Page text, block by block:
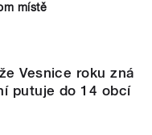
místě
Vesnice roku zná
putuje do 14 obcí